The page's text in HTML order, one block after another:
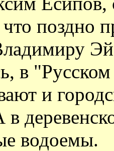
поздно
в
и
в
водоемы.